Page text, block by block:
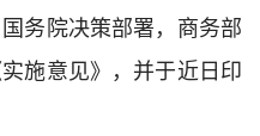
务院决策部署，商务部
施意见》，并于近日印